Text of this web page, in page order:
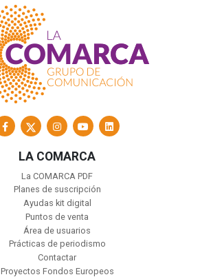
LA COMARCA
La COMARCA PDF
Planes de suscripción
Ayudas kit digital
Puntos de venta
Área de usuarios
Prácticas de periodismo
Contactar
Proyectos Fondos Europeos